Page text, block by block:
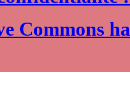
Commons